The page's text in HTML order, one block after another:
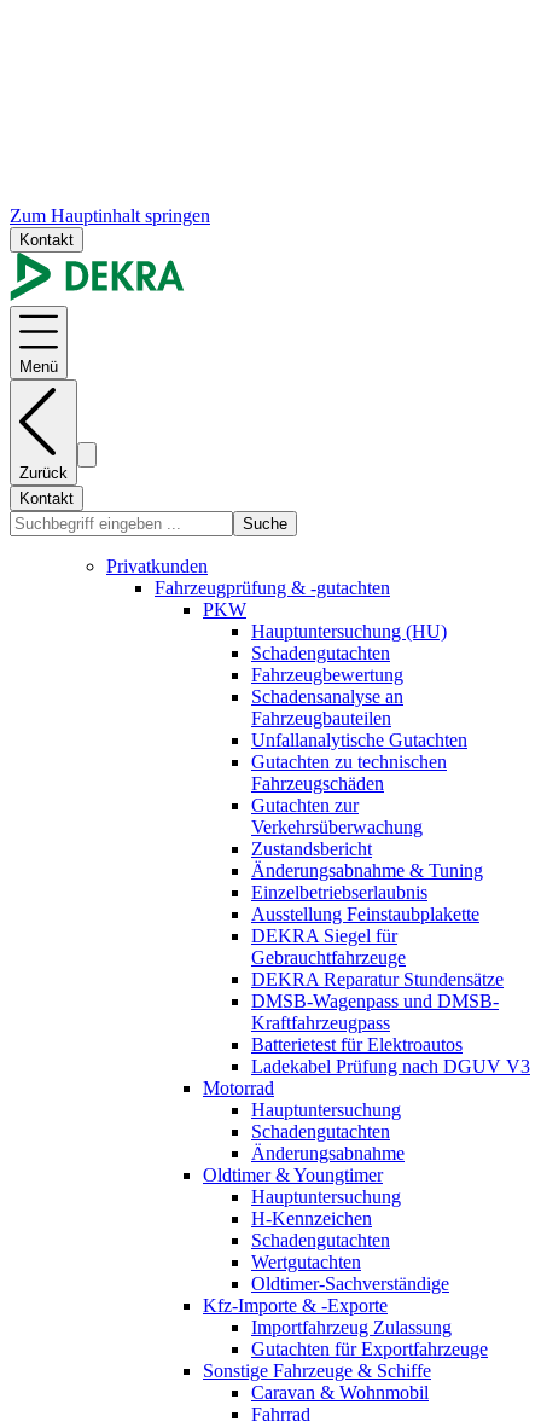
Zum Hauptinhalt springen
Kontakt
Menü
Zurück
Kontakt
Suche
Privatkunden
Fahrzeugprüfung & -gutachten
PKW
Hauptuntersuchung (HU)
Schadengutachten
Fahrzeugbewertung
Schadensanalyse an
Fahrzeugbauteilen
Unfallanalytische Gutachten
Gutachten zu technischen
Fahrzeugschäden
Gutachten zur
Verkehrsüberwachung
Zustandsbericht
Änderungsabnahme & Tuning
Einzelbetriebserlaubnis
Ausstellung Feinstaubplakette
DEKRA Siegel für
Gebrauchtfahrzeuge
DEKRA Reparatur Stundensätze
DMSB-Wagenpass und DMSB-
Kraftfahrzeugpass
Batterietest für Elektroautos
Ladekabel Prüfung nach DGUV V3
Motorrad
Hauptuntersuchung
Schadengutachten
Änderungsabnahme
Oldtimer & Youngtimer
Hauptuntersuchung
H-Kennzeichen
Schadengutachten
Wertgutachten
Oldtimer-Sachverständige
Kfz-Importe & -Exporte
Importfahrzeug Zulassung
Gutachten für Exportfahrzeuge
Sonstige Fahrzeuge & Schiffe
Caravan & Wohnmobil
Fahrrad